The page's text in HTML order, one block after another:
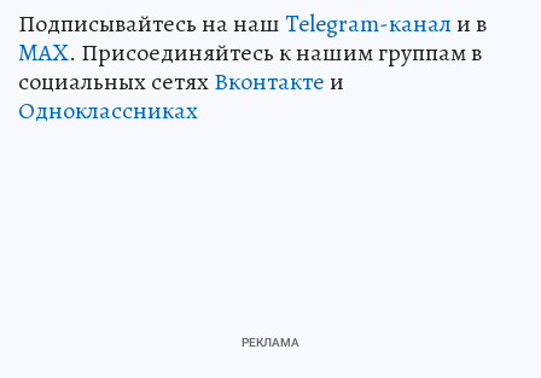
Подписывайтесь на нашTelegram-канали в
MAX. Присоединяйтесь к нашим группам в
социальных сетяхВконтактеи
Одноклассниках